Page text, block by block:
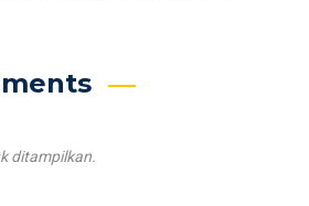
ditampilkan.